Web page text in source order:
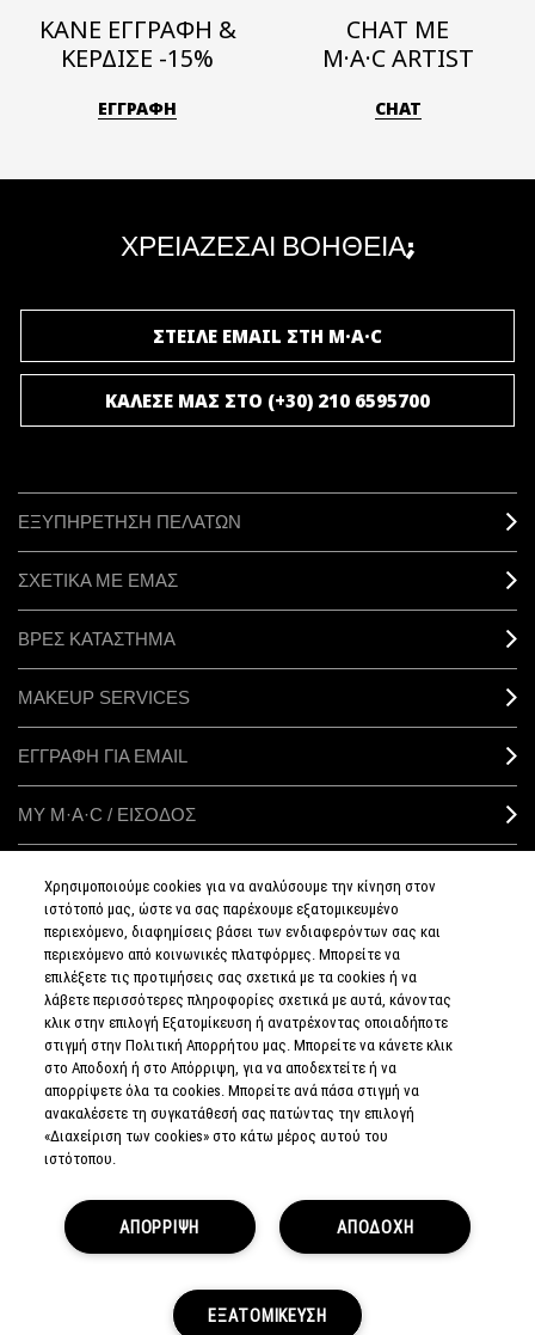
ΚΑΝΕ ΕΓΓΡΑΦΗ &
ΚΕΡΔΙΣΕ -15%
ΕΓΓΡΑΦΗ
CHAT ΜΕ
M·A·C ARTIST
CHAT
ΧΡΕΙΑΖΕΣΑΙ ΒΟΗΘΕΙΑ;
ΣΤΕΙΛΕ EMAIL ΣΤΗ M·A·C
ΚΑΛΕΣΕ ΜΑΣ ΣΤΟ (+30) 210 6595700
ΕΞΥΠΗΡΕΤΗΣΗ ΠΕΛΑΤΩΝ
ΣΧΕΤΙΚΑ ΜΕ ΕΜΑΣ
ΒΡΕΣ ΚΑΤΑΣΤΗΜΑ
MAKEUP SERVICES
ΕΓΓΡΑΦΗ ΓΙΑ EMAIL
ΜΥ M·A·C / ΕΙΣΟΔΟΣ
ΣΥΝΔΕΘΕΙΤΕ
ΠΟΛΙΤΙΚΗ
ΑΠΟΡΡΗΤΟΥ
ΟΡΟΙ &
ΠΡΟΥΠΟΘΕΣΕΙΣ
ΟΡΟΙ
ΠΩΛΗΣΗΣ
ΠΟΛΙΤΙΚΗ
ΕΝΗΜΕΡΩΘΕΙΤΕ
ΓΙΑ ΤΑ ΠΛΑΣΤΑ
ΠΡΟΪΟΝΤΑ
ΔΙΑΧΕΙΡΙΣΤΕΙΤΕ
ΤΟΥ ΙΣΤΟΤΟΠΟΥ
© MAKE-UP ART COSMETICS.
ALL WORLDWIDE RIGHTS RESERVED.
Χρησιμοποιούμε cookies για να αναλύσουμε την κίνηση στον
ιστότοπό μας, ώστε να σας παρέχουμε εξατομικευμένο
περιεχόμενο, διαφημίσεις βάσει των ενδιαφερόντων σας και
περιεχόμενο από κοινωνικές πλατφόρμες. Μπορείτε να
επιλέξετε τις προτιμήσεις σας σχετικά με τα cookies ή να
λάβετε περισσότερες πληροφορίες σχετικά με αυτά, κάνοντας
κλικ στην επιλογή Εξατομίκευση ή ανατρέχοντας οποιαδήποτε
στιγμή στην Πολιτική Απορρήτου μας. Μπορείτε να κάνετε κλικ
στο Αποδοχή ή στο Απόρριψη, για να αποδεχτείτε ή να
απορρίψετε όλα τα cookies. Μπορείτε ανά πάσα στιγμή να
ανακαλέσετε τη συγκατάθεσή σας πατώντας την επιλογή
«Διαχείριση των cookies» στο κάτω μέρος αυτού του
ιστότοπου.
ΑΠΟΔΟΧΗ
ΑΠΟΡΡΙΨΗ
ΕΞΑΤΟΜΙΚΕΥΣΗ